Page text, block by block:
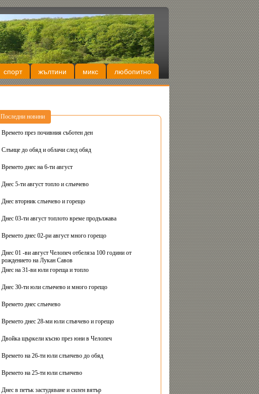
спорт жълтини микс любопитно
Последни новини
Времето през почивния съботен ден
Слънце до обяд и облачи след обяд
Времето днес на 6-ти август
Днес 5-ти август топло и слънчево
Днес вторник слънчево и горещо
Днес 03-ти август топлото време продължава
Времето днес 02-ри август много горещо
Днес 01 -ви август Челопеч отбеляза 100 години от
рождението на Лукан Савов
Днес на 31-ви юли гореща и топло
Днес 30-ти юли слънчево и много горещо
Времето днес слънчево
Времето днес 28-ми юли слъвчево и горещо
Двойка щъркели късно през юни в Челопеч
Времето на 26-ти юли слънчево до обяд
Времето на 25-ти юли слънчево
Днес в петък застудяване и силен вятър